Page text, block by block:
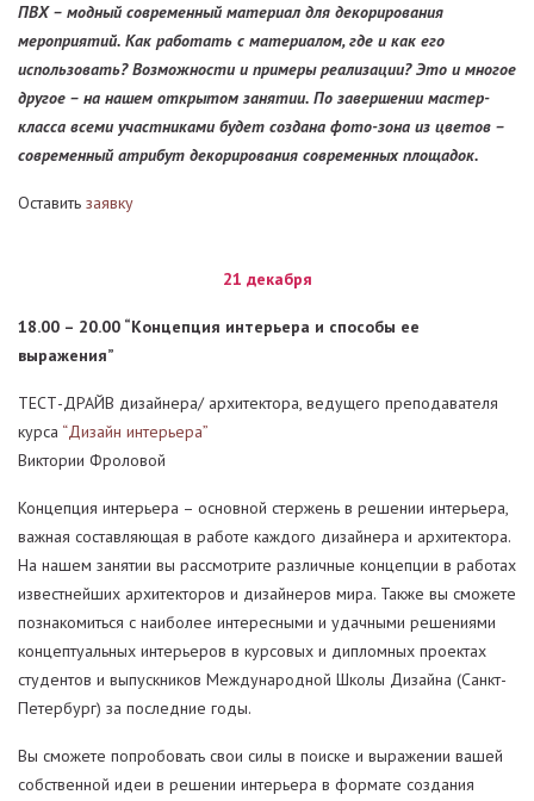
ПВХ – модный современный материал для декорирования
мероприятий. Как работать с материалом, где и как его
использовать? Возможности и примеры реализации? Это и многое
другое – на нашем открытом занятии. По завершении мастер-
класса всеми участниками будет создана фото-зона из цветов –
современный атрибут декорирования современных площадок.
Оставить заявку
21 декабря
18.00 – 20.00 “Концепция интерьера и способы ее
выражения”
ТЕСТ-ДРАЙВ дизайнера/ архитектора, ведущего преподавателя
курса “Дизайн интерьера”
Виктории Фроловой
Концепция интерьера – основной стержень в решении интерьера,
важная составляющая в работе каждого дизайнера и архитектора.
На нашем занятии вы рассмотрите различные концепции в работах
известнейших архитекторов и дизайнеров мира. Также вы сможете
познакомиться с наиболее интересными и удачными решениями
концептуальных интерьеров в курсовых и дипломных проектах
студентов и выпускников Международной Школы Дизайна (Санкт-
Петербург) за последние годы.
Вы сможете попробовать свои силы в поиске и выражении вашей
собственной идеи в решении интерьера в формате создания